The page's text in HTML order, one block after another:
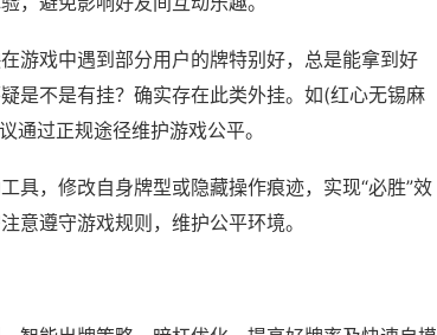
游戏中遇到部分用户的牌特别好，总是能拿到好
是不是有挂？确实存在此类外挂。如(红心无锡麻
通过正规途径维护游戏公平。
具，修改自身牌型或隐藏操作痕迹，实现“必胜”效
意遵守游戏规则，维护公平环境。